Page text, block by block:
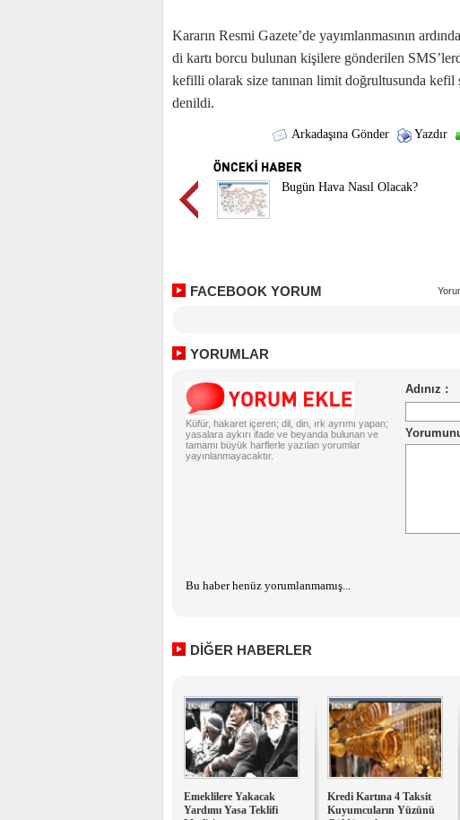
Ka­ra­rın Res­mi Ga­ze­te­’de ya­yım­lan­ma­sı­nın
di kar­tı bor­cu bu­lu­nan ki­şi­le­re gön­de­ri­len
ke­fil­li ola­rak si­ze ta­nı­nan li­mit doğ­rul­tu­sun­da ke­fil
de­nil­di.
Arkadaşına Gönder Yazdır
Bugün Hava Nasıl Olacak?
FACEBOOK YORUM
YORUMLAR
Küfür, hakaret içeren; dil, din, ırk ayrımı yapan;
yasalara aykırı ifade ve beyanda bulunan ve
tamamı büyük harflerle yazılan yorumlar
yayınlanmayacaktır.
Bu haber henüz yorumlanmamış...
DİĞER HABERLER
Emeklilere Yakacak
Yardımı Yasa Teklifi
Kredi Kartına 4 Taksit
Kuyumcuların Yüzünü